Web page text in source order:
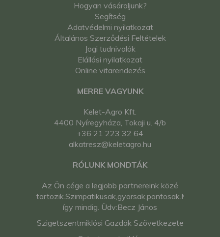
Hogyan vásároljunk?
Segítség
Adatvédelmi nyilatkozat
Általános Szerződési Feltételek
Jogi tudnivalók
Elállási nyilatkozat
Online vitarendezés
MERRE VAGYUNK
Kelet-Agro Kft.
4400 Nyíregyháza, Tokaji u. 4/b
+36 21 223 32 64
alkatresz@keletagro.hu
RÓLUNK MONDTÁK
Az Ön cége a legjobb partnereink közé
tartozik.Szimpatikusak,gyorsak,pontosak.Maradjon
így mindig. Üdv:Becz János
Szigetszentmiklósi Gazdák Szövetkezete